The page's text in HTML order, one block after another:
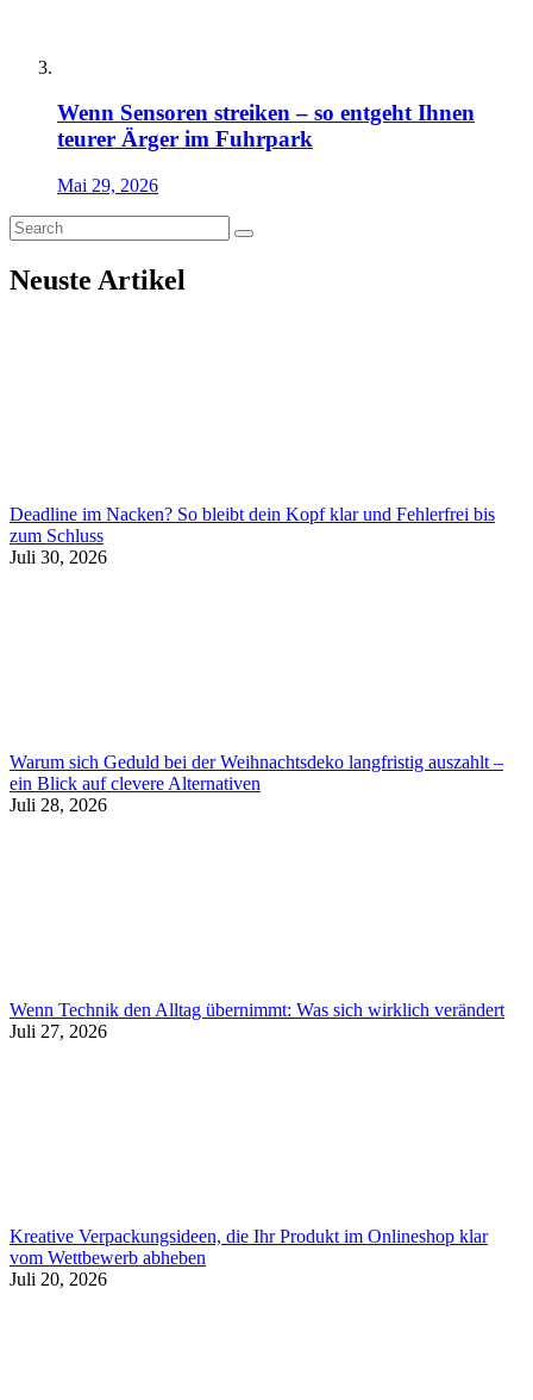
Wenn Sensoren streiken – so entgeht Ihnen
teurer Ärger im Fuhrpark
Mai 29, 2026
Neuste Artikel
Deadline im Nacken? So bleibt dein Kopf klar und Fehlerfrei bis
zum Schluss
Juli 30, 2026
Warum sich Geduld bei der Weihnachtsdeko langfristig auszahlt –
ein Blick auf clevere Alternativen
Juli 28, 2026
Wenn Technik den Alltag übernimmt: Was sich wirklich verändert
Juli 27, 2026
Kreative Verpackungsideen, die Ihr Produkt im Onlineshop klar
vom Wettbewerb abheben
Juli 20, 2026